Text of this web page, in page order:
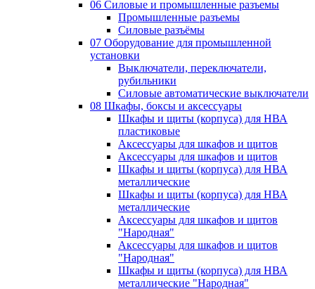
06 Силовые и промышленные разъемы
Промышленные разъемы
Силовые разъёмы
07 Оборудование для промышленной
установки
Выключатели, переключатели,
рубильники
Силовые автоматические выключатели
08 Шкафы, боксы и аксессуары
Шкафы и щиты (корпуса) для НВА
пластиковые
Аксессуары для шкафов и щитов
Аксессуары для шкафов и щитов
Шкафы и щиты (корпуса) для НВА
металлические
Шкафы и щиты (корпуса) для НВА
металлические
Аксессуары для шкафов и щитов
"Народная"
Аксессуары для шкафов и щитов
"Народная"
Шкафы и щиты (корпуса) для НВА
металлические "Народная"